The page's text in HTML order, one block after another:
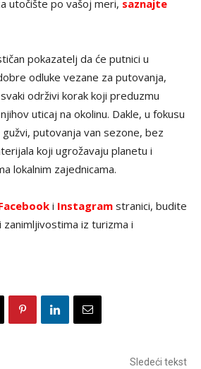
utočište po vašoj meri, saznajte
pokazatelj da će putnici u
odluke vezane za putovanja,
održivi korak koji preduzmu
uticaj na okolinu. Dakle, u fokusu
putovanja van sezone, bez
koji ugrožavaju planetu i
lokalnim zajednicama.
i Instagram stranici, budite
iz turizma i
Sledeći tekst